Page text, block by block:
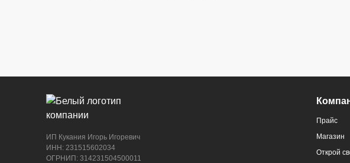
рынок (напротив павильона с животными)
8 (964) 914-44-74
ИП Кукания Игорь Игоревич
ИНН: 231515602034
ОГРНИП: 314231504500011
Прайс
Магазин
Открой